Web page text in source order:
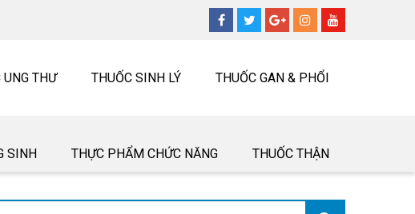
UNG THƯ THUỐC SINH LÝ THUỐC GAN & PHỔI
SINH THỰC PHẨM CHỨC NĂNG THUỐC THẬN